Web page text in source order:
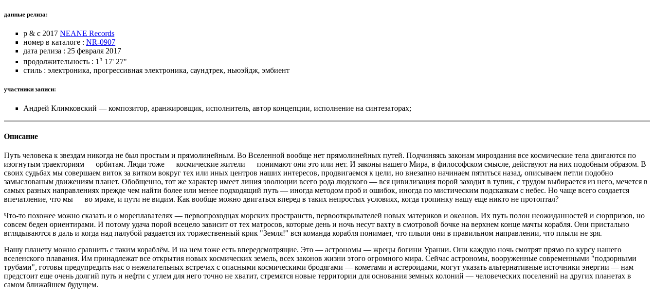
данные релиза:
p & c 2017 NEANE Records
номер в каталоге : NR-0907
дата релиза : 25 февраля 2017
продолжительность : 1 h 17' 27"
стиль : электроника, прогрессивная электроника, саундтрек, ньюэйдж, эмбиент
участники записи:
Андрей Климковский — композитор, аранжировщик, исполнитель, автор концепции, исполнение на синтезаторах;
Описание
Путь человека к звездам никогда не был простым и прямолинейным. Во Вселенной вообще нет прямолинейных путей. Подчиняясь законам мироздания все космические тела двигаются по
изогнутым траекториям — орбитам. Люди тоже — космические жители — понимают они это или нет. И законы нашего Мира, в философском смысле, действуют на них подобным образом. В
своих судьбах мы совершаем виток за витком вокруг тех или иных центров наших интересов, продвигаемся к цели, но внезапно начинаем пятиться назад, описываем петли подобно
замыслованым движениям планет. Обобщенно, тот же характер имеет линия эволюции всего рода людского — вся цивилизация порой заходит в тупик, с трудом выбирается из него, мечется в
самых разных направлениях прежде чем найти более или менее подходящий путь — иногда методом проб и ошибок, иногда по мистическим подсказкам с небес. Но чаще всего создается
впечатление, что мы — во мраке, и пути не видим. Как вообще можно двигаться вперед в таких непростых условиях, когда тропинку нашу еще никто не протоптал?
Что-то похожее можно сказать и о мореплавателях — первопроходцах морских пространств, первооткрывателей новых материков и океанов. Их путь полон неожиданностей и сюрпризов, но
совсем беден ориентирами. И потому удача порой всецело зависит от тех матросов, которые день и ночь несут вахту в смотровой бочке на верхнем конце мачты корабля. Они пристально
вглядываются в даль и когда над палубой раздается их торжественный крик "Земля!" вся команда корабля понимает, что плыли они в правильном направлении, что плыли не зря.
Нашу планету можно сравнить с таким кораблём. И на нем тоже есть впередсмотрящие. Это — астрономы — жрецы богини Урании. Они каждую ночь смотрят прямо по курсу нашего
вселенского плавания. Им принадлежат все открытия новых космических земель, всех законов жизни этого огромного мира. Сейчас астрономы, вооруженные современными "подзорными
трубами", готовы предупредить нас о нежелательных встречах с опасными космическими бродягами — кометами и астероидами, могут указать альтернативные источники энергии — нам
предстоит еще очень долгий путь и нефти с углем для него точно не хватит, стремятся новые территории для основания земных колоний — человеческих поселений на других планетах в
самом ближайшем будущем.